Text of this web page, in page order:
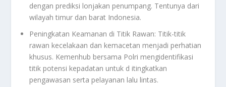
dengan prediksi lonjakan penumpang. Tentunya dari
wilayah timur dan barat Indonesia.
Peningkatan Keamanan di Titik Rawan: Titik-titik
rawan kecelakaan dan kemacetan menjadi perhatian
khusus. Kemenhub bersama Polri mengidentifikasi
titik potensi kepadatan untuk d itingkatkan
pengawasan serta pelayanan lalu lintas.